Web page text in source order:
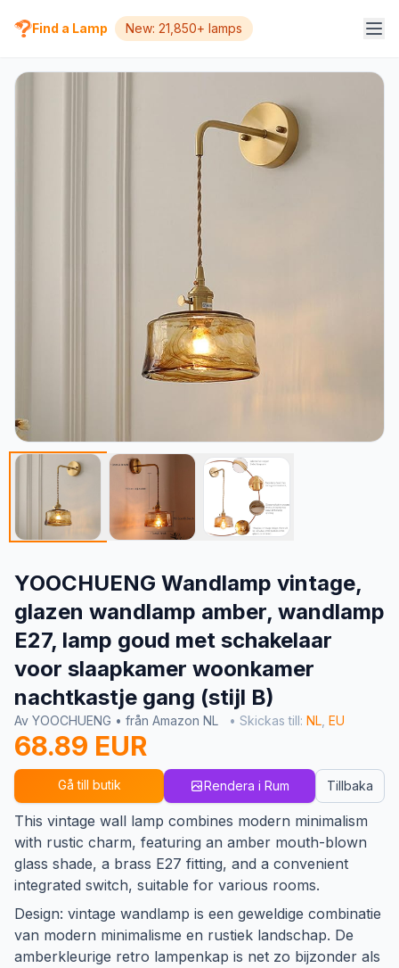
Find a Lamp New: 21,850+ lamps
YOOCHUENG Wandlamp vintage,
glazen wandlamp amber, wandlamp
E27, lamp goud met schakelaar
voor slaapkamer woonkamer
nachtkastje gang (stijl B)
Av YOOCHUENG • från Amazon NL • Skickas till: NL EU
68.89 EUR
Gå till butik Rendera i Rum Tillbaka
This vintage wall lamp combines modern minimalism
with rustic charm, featuring an amber mouth-blown
glass shade, a brass E27 fitting, and a convenient
integrated switch, suitable for various rooms.
Design: vintage wandlamp is een geweldige combinatie
van modern minimalisme en rustiek landschap. De
amberkleurige retro lampenkap is net zo bijzonder als